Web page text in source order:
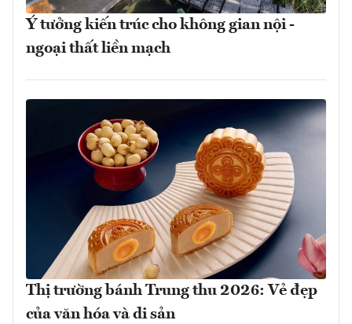
Ý tưởng kiến trúc cho không gian nội -
ngoại thất liền mạch
Thị trường bánh Trung thu 2026: Vẻ đẹp
của văn hóa và di sản